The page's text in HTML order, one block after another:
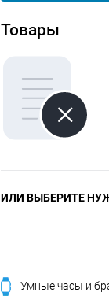
Товары
ИЛИ ВЫБЕРИТЕ
Умные часы и